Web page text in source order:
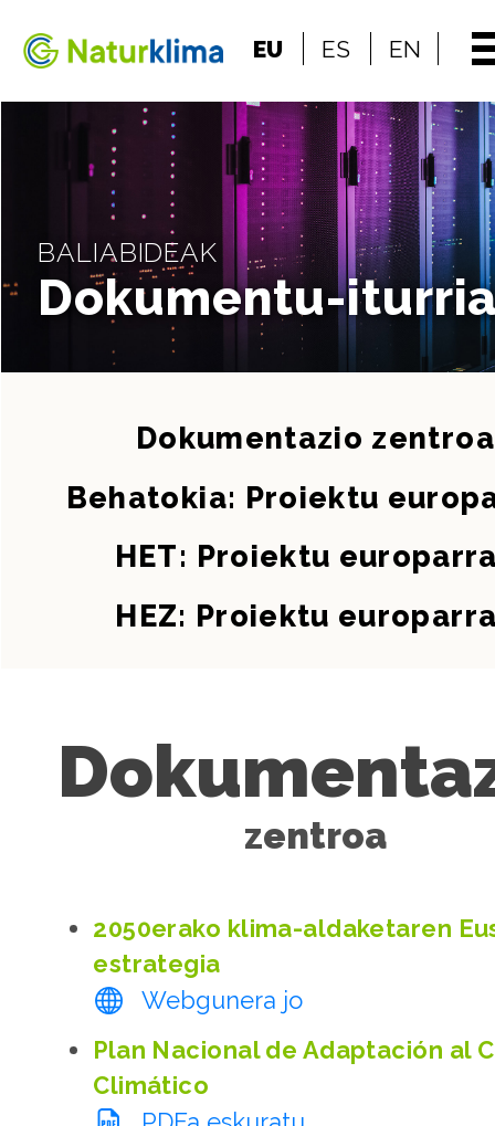
Edukietara jo
EU ES EN
BALIABIDEAK
Dokumentu-
Dokumentazio zentroa
Behatokia: Proiektu
HET: Proiektu
HEZ: Proiektu
zentroa
2050erako klima-aldaketaren
estrategia
Webgunera jo
Plan Nacional de Adaptación al
Climático